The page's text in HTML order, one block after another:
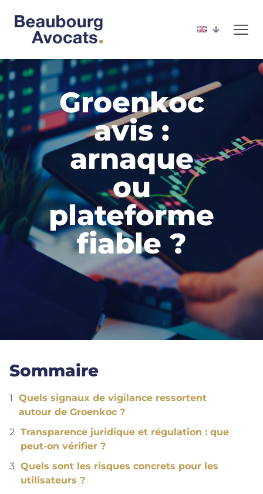
Groenkoc
avis :
arnaque
ou
plateforme
fiable ?
Sommaire
Quels signaux de vigilance ressortent
autour de Groenkoc ?
Transparence juridique et régulation : que
peut-on vérifier ?
Quels sont les risques concrets pour les
utilisateurs ?